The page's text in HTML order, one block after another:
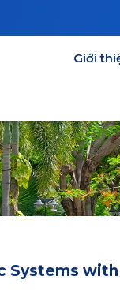
Giới
Systems